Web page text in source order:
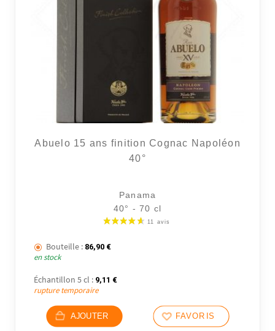
Abuelo 15 ans finition Cognac Napoléon
40°
Panama
40° - 70 cl
Bouteille : 86,90 €
en stock
Échantillon 5 cl : 9,11 €
rupture temporaire
AJOUTER FAVORIS